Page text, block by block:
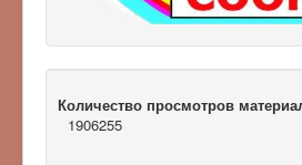
Количество просмотров
1906255